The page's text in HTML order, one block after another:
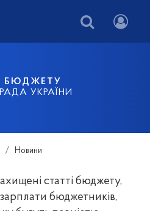
БЮДЖЕТУ
УКРАЇНИ
Новини
статті бюджету,
бюджетників,